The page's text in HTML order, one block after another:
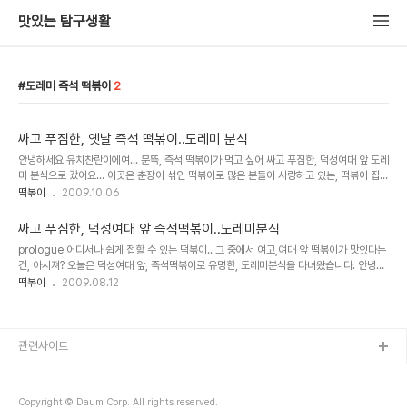
맛있는 탐구생활
도레미 즉석 떡볶이 2
싸고 푸짐한, 옛날 즉석 떡볶이..도레미 분식
안녕하세요 유치찬란이에여... 문뜩, 즉석 떡볶이가 먹고 싶어 싸고 푸짐한, 덕성여대 앞 도레
미 분식으로 갔어요... 이곳은 춘장이 섞인 떡볶이로 많은 분들이 사랑하고 있는, 떡볶이 집
중의 한 곳이에요.. 도레미분식은 우이동,덕성여대 들어가는 입구.. 첫번째 오른쪽 골목에 위
떡볶이 2009.10.06
싸고 푸짐한, 덕성여대 앞 즉석떡볶이..도레미분식
prologue 어디서나 쉽게 접할 수 있는 떡볶이.. 그 중에서 여고,여대 앞 떡볶이가 맛있다는
건, 아시져? 오늘은 덕성여대 앞, 즉석떡볶이로 유명한, 도레미분식을 다녀왔습니다. 안녕하
세요 유치찬란 입니다. 도레미분식은 우이동,덕성여대 들어가는 입구... 첫번째 오른쪽 골목
떡볶이 2009.08.12
Copyright © Daum Corp. All rights reserved.
관련사이트